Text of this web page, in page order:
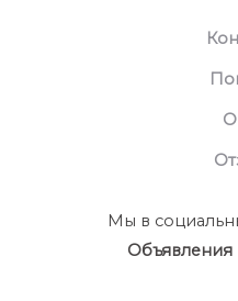
О
Мы в
Объявления